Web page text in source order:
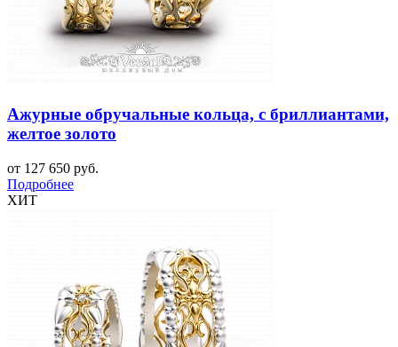
Ажурные обручальные кольца, с бриллиантами,
желтое золото
от 127 650 руб.
Подробнее
ХИТ